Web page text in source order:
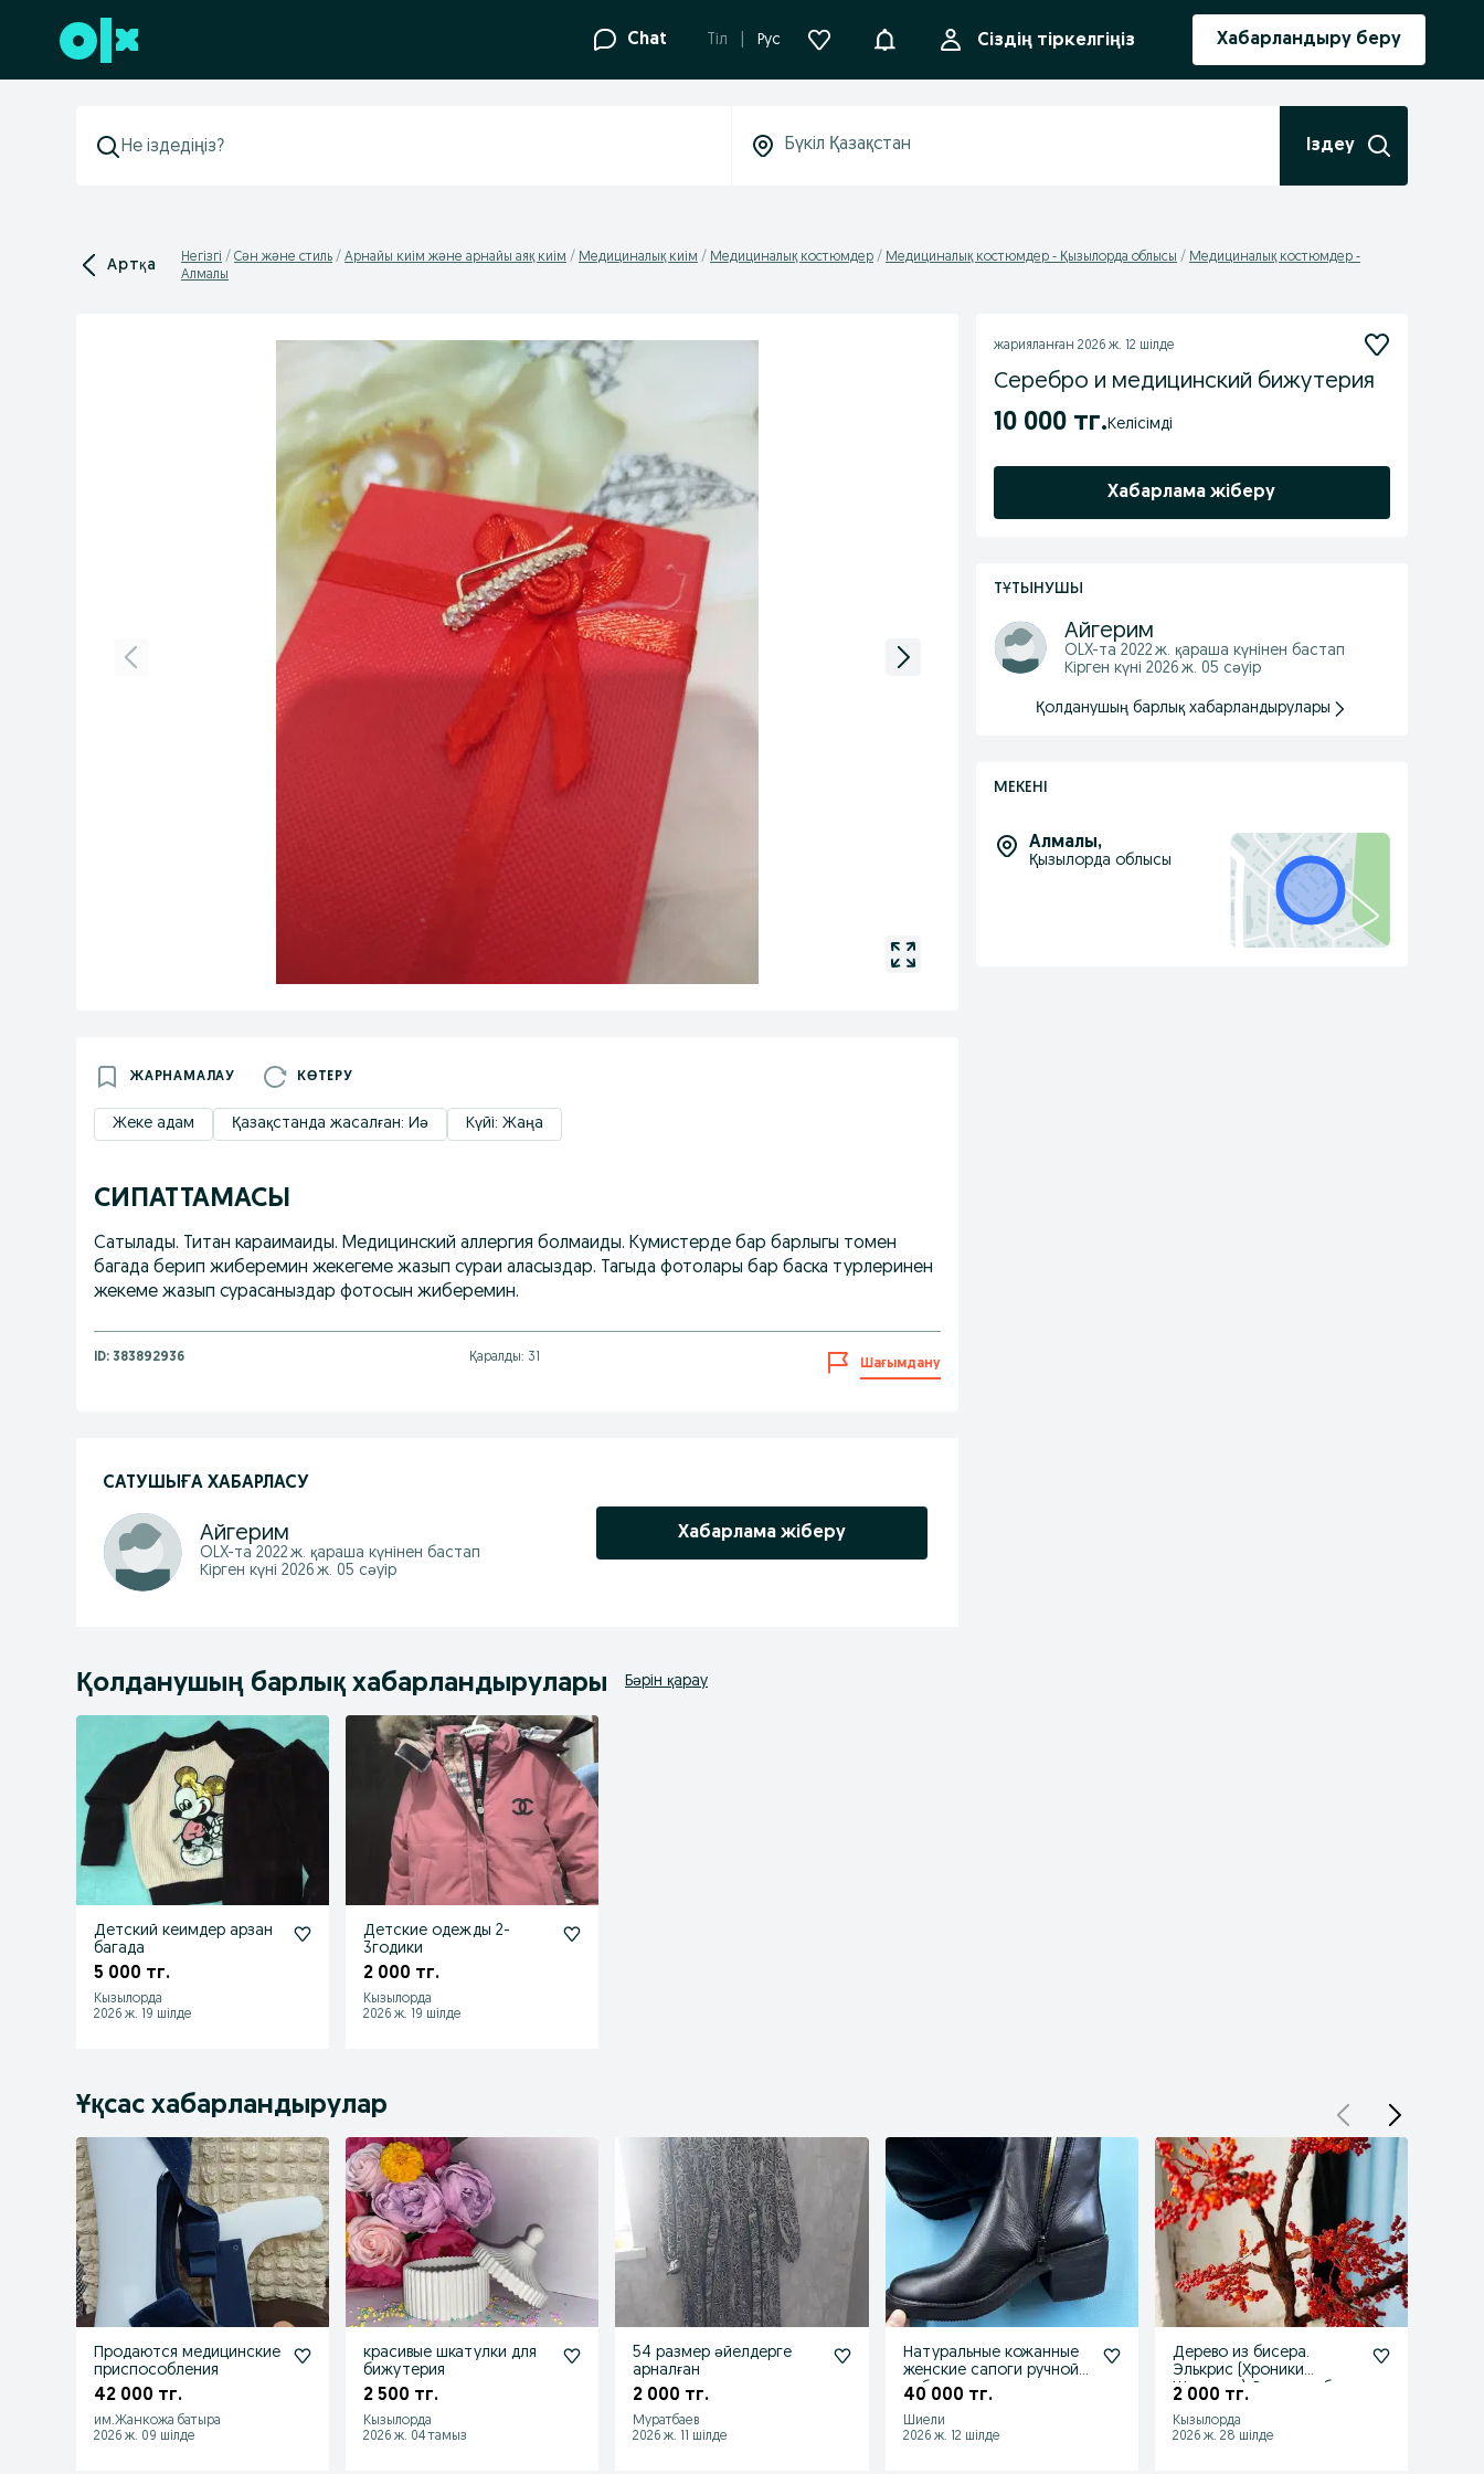
Төменгі деректемеге өту Chat Tіл Рус АқпараттандыруСіздің тіркелгіңіз Хабарландыру беру
Іздеу
Артқа Негізгі Сән және стиль Арнайы киім және арнайы аяқ киім Медициналық киім Медициналық костюмдер Медициналық костюмдер - Қызылорда облысы
Медициналық костюмдер -
Алмалы
ЖАРНАМАЛАУ КӨТЕРУ
Жеке адам Қазақстанда жасалған: Иә Күйі: Жаңа
СИПАТТАМАСЫ
Сатылады. Титан караимаиды. Медицинский аллергия болмаиды. Кумистерде бар барлыгы томен
багада берип жиберемин жекегеме жазып сураи аласыздар. Тагыда фотолары бар баска турлеринен
жекеме жазып сурасаныздар фотосын жиберемин.
ID: 383892936 Қаралды: 31 Шағымдану
САТУШЫҒА ХАБАРЛАСУ
Айгерим
OLX-та 2022 ж. қараша күнінен бастап
Кірген күні 2026 ж. 05 сәуір
Хабарлама жіберу
жарияланған 2026 ж. 12 шілде
Серебро и медицинский бижутерия
10 000 тг. Келісімді
Хабарлама жіберу
ТҰТЫНУШЫ
Айгерим
OLX-та 2022 ж. қараша күнінен бастап
Кірген күні 2026 ж. 05 сәуір
Қолданушың барлық хабарландырулары
МЕКЕНІ
Алмалы,
Қызылорда облысы
Қолданушың барлық хабарландырулары Бәрін қарау
Детский кеимдер арзан
багада
5 000 тг.
Кызылорда
2026 ж. 19 шілде
Детские одежды 2-
3годики
2 000 тг.
Кызылорда
2026 ж. 19 шілде
Ұқсас хабарландырулар
Продаются медицинские
приспособления
42 000 тг.
им.Жанкожа батыра
2026 ж. 09 шілде
красивые шкатулки для
бижутерия
2 500 тг.
Кызылорда
2026 ж. 04 тамыз
54 размер әйелдерге
арналған
2 000 тг.
Муратбаев
2026 ж. 11 шілде
Натуральные кожанные
женские сапоги ручной
работы
40 000 тг.
Шиели
2026 ж. 12 шілде
Дерево из бисера.
Элькрис (Хроники
Шаннары). Ручная работа
2 000 тг.
Кызылорда
2026 ж. 28 шілде